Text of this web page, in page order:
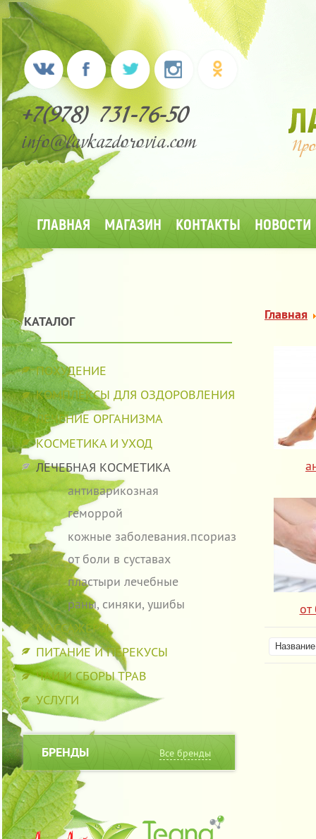
+7(978) 731-76-50
info@lavkazdorovia.com
ГЛАВНАЯ МАГАЗИН КОНТАКТЫ НОВОСТИ
КАТАЛОГ
ПОХУДЕНИЕ
КОМПЛЕКСЫ ДЛЯ ОЗДОРОВЛЕНИЯ
ЛЕЧЕНИЕ ОРГАНИЗМА
КОСМЕТИКА И УХОД
ЛЕЧЕБНАЯ КОСМЕТИКА
антиварикозная
геморрой
кожные заболевания.псориаз
от боли в суставах
пластыри лечебные
раны, синяки, ушибы
МАССАЖЕРЫ
ПИТАНИЕ И ПЕРЕКУСЫ
ЧАИ И СБОРЫ ТРАВ
УСЛУГИ
БРЕНДЫ Все бренды
Главная
от